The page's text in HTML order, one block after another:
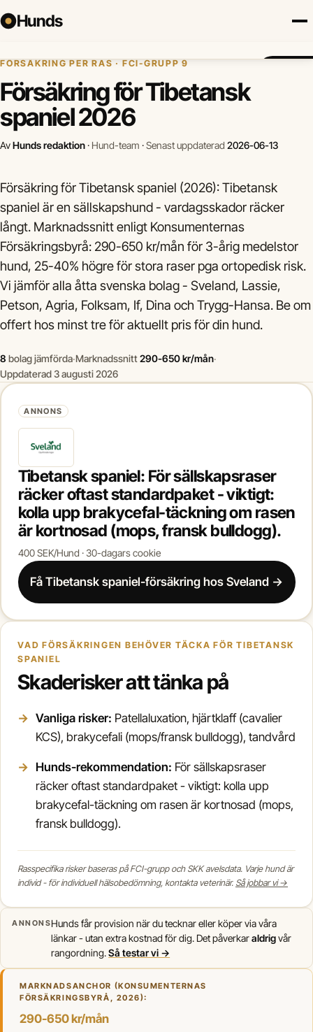
Hunds
Försäkring Hundraser Lokalt Valp
FÖRSÄKRING PER RAS · FCI-GRUPP 9
Försäkring för Tibetansk
spaniel 2026
AvHunds redaktion· Hund-team ·Senast uppdaterad 2026-06-13
Försäkring för Tibetansk spaniel (2026): Tibetansk
spaniel är en sällskapshund - vardagsskador räcker
långt. Marknadssnitt enligt Konsumenternas
Försäkringsbyrå: 290-650 kr/mån för 3-årig medelstor
hund, 25-40% högre för stora raser pga ortopedisk risk.
Vi jämför alla åtta svenska bolag - Sveland, Lassie,
Petson, Agria, Folksam, If, Dina och Trygg-Hansa. Be om
offert hos minst tre för aktuellt pris för din hund.
8 bolag jämförda·Marknadssnitt290-650 kr/mån·
Uppdaterad 3 augusti 2026
ANNONS
Tibetansk spaniel: För sällskapsraser
räcker oftast standardpaket - viktigt:
kolla upp brakycefal-täckning om rasen
är kortnosad (mops, fransk bulldogg).
400 SEK/Hund · 30-dagars cookie
Få Tibetansk spaniel-försäkring hos Sveland →
VAD FÖRSÄKRINGEN BEHÖVER TÄCKA FÖR TIBETANSK
SPANIEL
Skaderisker att tänka på
Vanliga risker: Patellaluxation, hjärtklaff (cavalier
KCS), brakycefali (mops/fransk bulldogg), tandvård
Hunds-rekommendation: För sällskapsraser
räcker oftast standardpaket - viktigt: kolla upp
brakycefal-täckning om rasen är kortnosad (mops,
fransk bulldogg).
Rasspecifika risker baseras på FCI-grupp och SKK avelsdata. Varje hund är
individ - för individuell hälsobedömning, kontakta veterinär. Så jobbar vi →
ANNONSHunds får provision när du tecknar eller köper via våra
länkar - utan extra kostnad för dig. Det påverkaraldrigvår
rangordning.Så testar vi →
MARKNADSANCHOR (KONSUMENTERNAS
FÖRSÄKRINGSBYRÅ, 2026):
290-650 kr/mån